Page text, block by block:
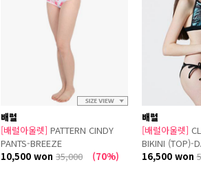
배럴
[배럴아울렛] PATTERN CINDY
PANTS-BREEZE
10,500 won35,000 (70%)
배럴
[배럴아울렛]
BIKINI (TOP)-
16,500 won